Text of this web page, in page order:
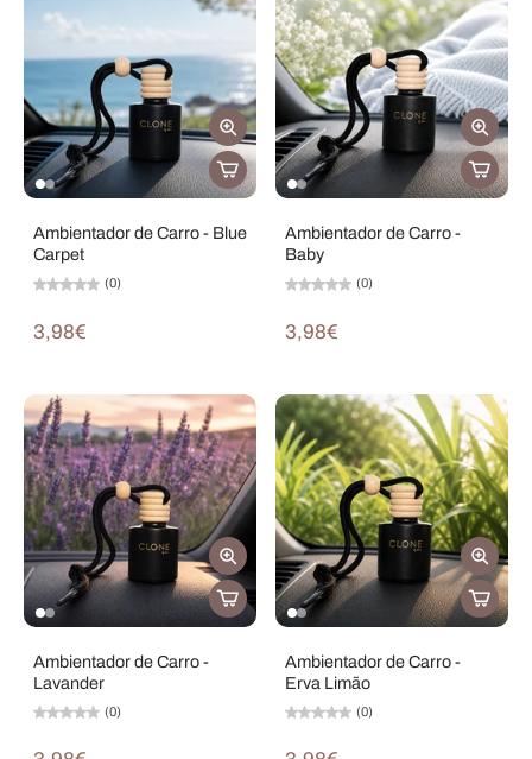
Ambientador de Carro - Blue
Carpet
(0)
3,98€
Ambientador de Carro -
Baby
(0)
3,98€
Ambientador de Carro -
Lavander
(0)
Ambientador de Carro -
Erva Limão
(0)